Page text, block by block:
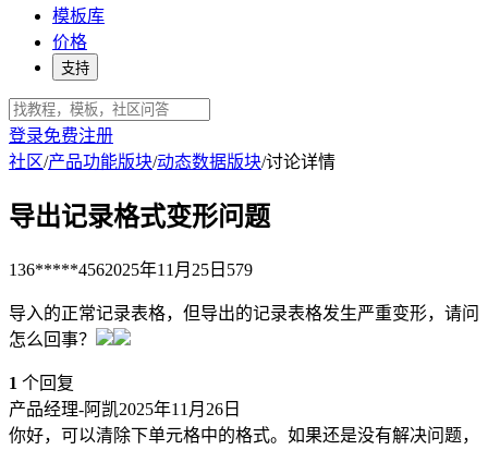
模板库
价格
支持
登录免费注册
社区/产品功能版块/动态数据版块/讨论详情
导出记录格式变形问题
136*****4562025年11月25日 579
导入的正常记录表格，但导出的记录表格发生严重变形，请问
怎么回事？
1 个回复
产品经理-阿凯2025年11月26日
你好，可以清除下单元格中的格式。如果还是没有解决问题，